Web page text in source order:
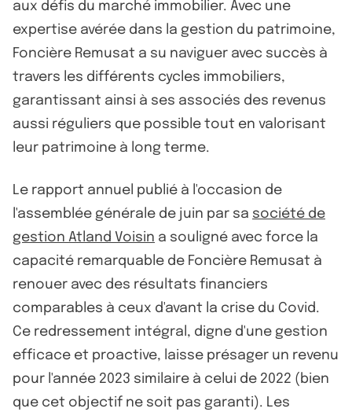
aux défis du marché immobilier. Avec une
expertise avérée dans la gestion du patrimoine,
Foncière Remusat a su naviguer avec succès à
travers les différents cycles immobiliers,
garantissant ainsi à ses associés des revenus
aussi réguliers que possible tout en valorisant
leur patrimoine à long terme.
Le rapport annuel publié à l'occasion de
l'assemblée générale de juin par sa société de
gestion Atland Voisin a souligné avec force la
capacité remarquable de Foncière Remusat à
renouer avec des résultats financiers
comparables à ceux d'avant la crise du Covid.
Ce redressement intégral, digne d'une gestion
efficace et proactive, laisse présager un revenu
pour l'année 2023 similaire à celui de 2022 (bien
que cet objectif ne soit pas garanti). Les